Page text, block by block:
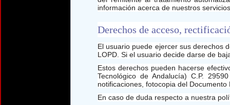
información acerca de nuestros
Derechos de acceso,
El usuario puede ejercer sus derechos
LOPD. Si el usuario decide darse de
Estos derechos pueden hacerse
Tecnológico de Andalucía) C.P.
notificaciones, fotocopia del
En caso de duda respecto a nuestra